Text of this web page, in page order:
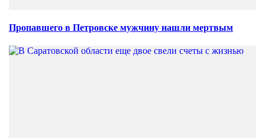
Пропавшего в Петровске мужчину нашли мертвым